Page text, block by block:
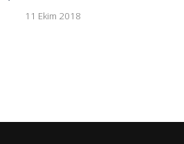
11 Ekim 2018